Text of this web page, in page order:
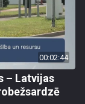
00:02:44
– Latvijas